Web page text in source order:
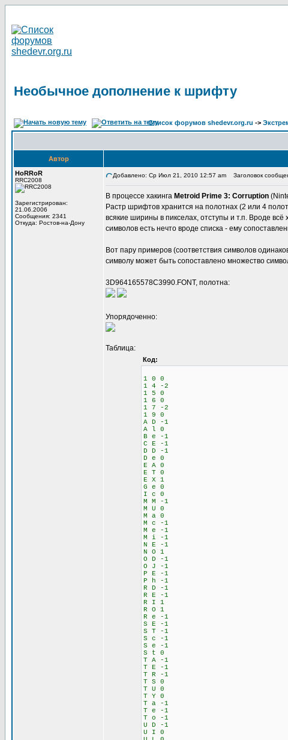
Необычное дополнение к шрифту
Список форумов shedevr.org.ru ->
Автор
HoRRoR
RRC2008
Зарегистрирован:
21.06.2006
Сообщения: 2341
Откуда: Ростов-на-Дону
Добавлено: Ср Июл 21, 2010 12:57 am Заголовок
В процессе хакинга Metroid Prime 3: Corruption
Растр шрифтов хранится на полотнах (2 или 4
всякие ширины в пикселах, отступы и т.п. Вроде
символов есть нечто вроде списка - ему
Вот пару примеров (соответствия символов
символу может быть сопоставлено множество
3D964165578C3990.FONT, полотна:
Упорядоченно:
Таблица:
Код:
1 0 0
1 4 -2
1 5 0
1 6 0
1 7 -2
1 9 0
A D -1
A l 0
B e -1
C E -1
D D -1
D e 0
E A 0
E T 0
E X 1
G e 0
I c 0
M M -1
M U 0
M a 0
M c -1
M e -1
M i -1
N E -1
N O 1
O D -1
O J -1
P E -1
P h -1
R D -1
R E -1
R I 1
R O 1
R e -1
S E -1
S T -1
S c -1
S e -1
S t 0
T A -1
T E -1
T R -1
T S 0
T U 0
T Y 0
T a -1
T e -1
T o -1
U D -1
U I 0